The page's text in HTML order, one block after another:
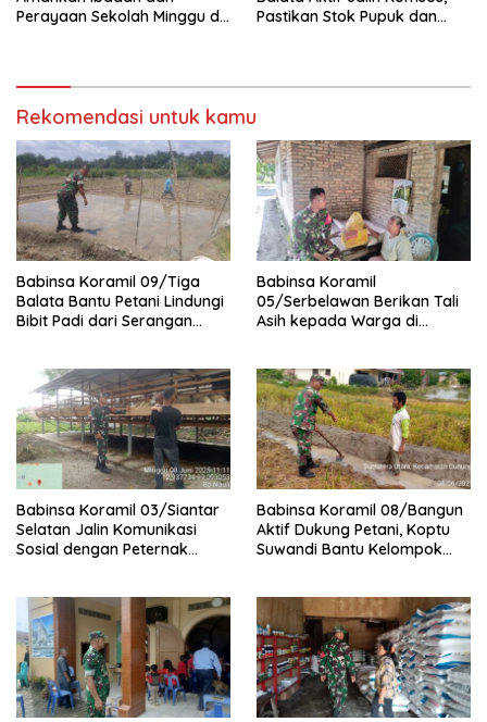
Perayaan Sekolah Minggu di
Pastikan Stok Pupuk dan
Rekomendasi untuk kamu
Babinsa Koramil 09/Tiga
Balata Bantu Petani Lindungi
Bibit Padi dari Serangan
Babinsa Koramil
05/Serbelawan Berikan Tali
Asih kepada Warga di
Babinsa Koramil 03/Siantar
Selatan Jalin Komunikasi
Sosial dengan Peternak
Babinsa Koramil 08/Bangun
Aktif Dukung Petani, Koptu
Suwandi Bantu Kelompok